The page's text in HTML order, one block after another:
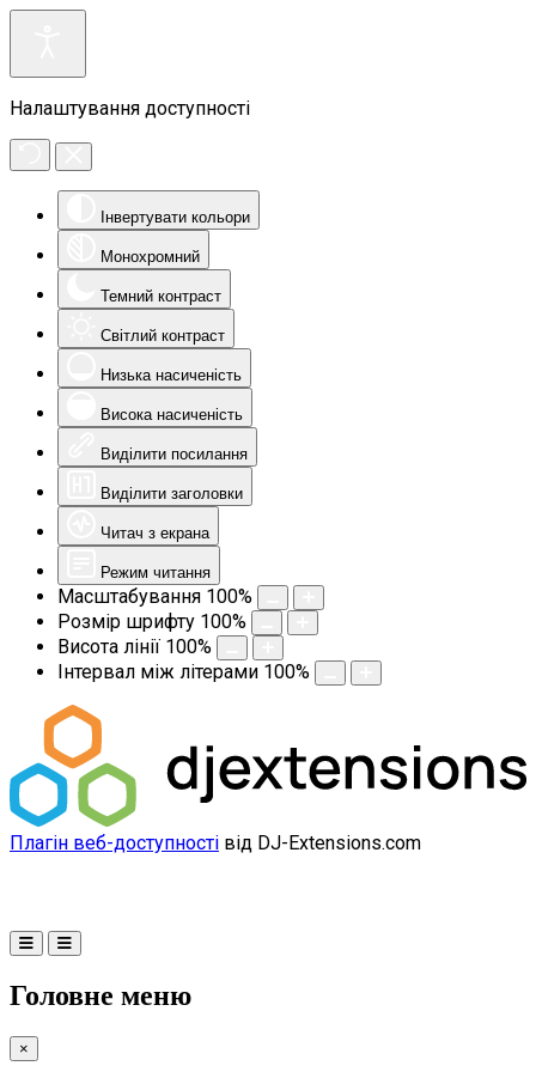
Налаштування доступності
Інвертувати кольори
Монохромний
Темний контраст
Світлий контраст
Низька насиченість
Висока насиченість
Виділити посилання
Виділити заголовки
Читач з екрана
Режим читання
Масштабування 100%
Розмір шрифту 100%
Висота лінії 100%
Інтервал між літерами 100%
Плагін веб-доступності від DJ-Extensions.com
Головне меню
×